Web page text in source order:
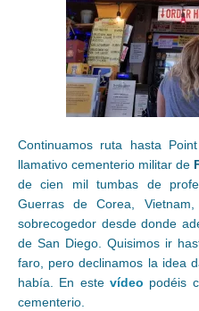
Continuamos ruta hasta
llamativo cementerio militar de
de cien mil tumbas de
Guerras de Corea,
sobrecogedor desde donde
de San Diego. Quisimos ir
faro, pero declinamos la idea
había. En este vídeo podéis
cementerio.